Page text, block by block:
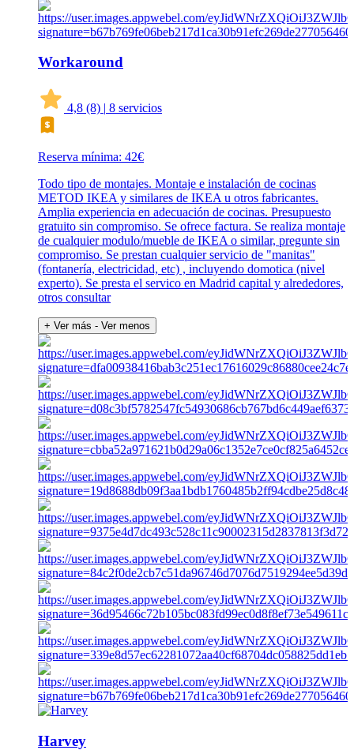
Workaround
4,8 (8) | 8 servicios
Reserva mínima: 42€
Todo tipo de montajes. Montaje e instalación de cocinas
METOD IKEA y similares de IKEA u otros fabricantes.
Amplia experiencia en adecuación de cocinas. Presupuesto
gratuito sin compromiso. Se ofrece factura. Se realiza montaje
de cualquier modulo/mueble de IKEA o similar, pregunte sin
compromiso. Se prestan cualquier servicio de "manitas"
(fontanería, electricidad, etc) , incluyendo domotica (nivel
experto). Se presta el servico en Madrid capital y alrededores,
otros consultar
+ Ver más - Ver menos
Harvey